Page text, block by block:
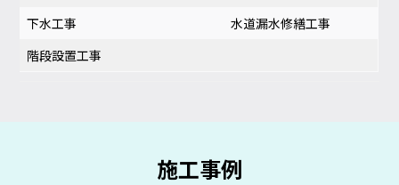
下水工事 水道漏水修繕工事
階段設置工事
施工事例